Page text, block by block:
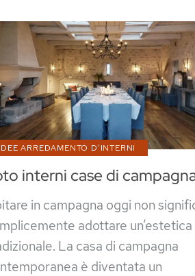
interni case di
ARREDAMENTO D'INTERNI
in campagna oggi non
adottare
La casa di campagna
è diventata un